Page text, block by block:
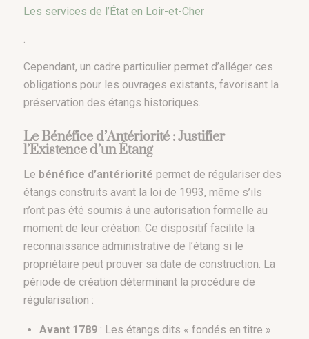
Les services de l’État en Loir-et-Cher
.
Cependant, un cadre particulier permet d’alléger ces
obligations pour les ouvrages existants, favorisant la
préservation des étangs historiques.
Le Bénéfice d’Antériorité : Justifier
l’Existence d’un Étang
Le bénéfice d’antériorité permet de régulariser des
étangs construits avant la loi de 1993, même s’ils
n’ont pas été soumis à une autorisation formelle au
moment de leur création. Ce dispositif facilite la
reconnaissance administrative de l’étang si le
propriétaire peut prouver sa date de construction. La
période de création déterminant la procédure de
régularisation :
Avant 1789: Les étangs dits « fondés en titre »